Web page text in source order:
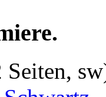
Seiten,